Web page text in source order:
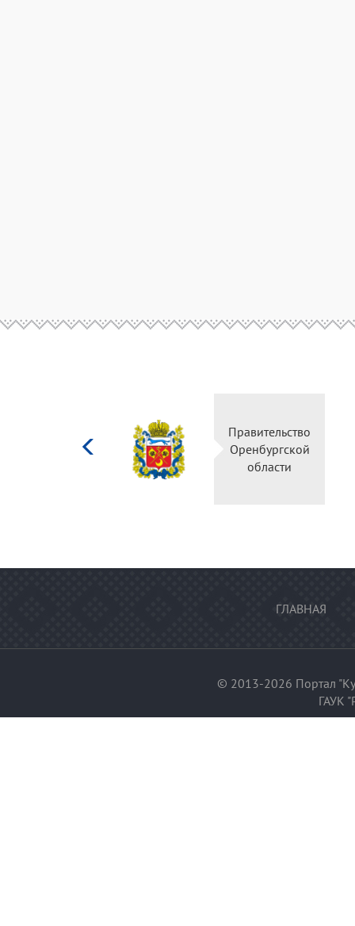
Министерство
культуры
Российской
федерации
ГЛАВНАЯ
© 2013-2026 Портал
ГАУК